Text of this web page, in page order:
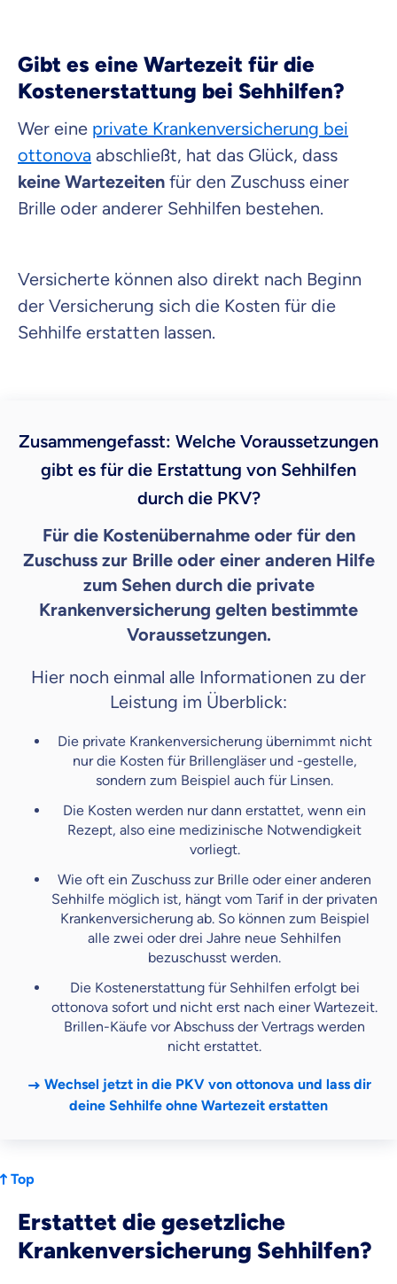
Gibt es eine Wartezeit für die
Kostenerstattung bei Sehhilfen?
Wer eine private Krankenversicherung bei
ottonova abschließt, hat das Glück, dass
keine Wartezeiten für den Zuschuss einer
Brille oder anderer Sehhilfen bestehen.
Versicherte können also direkt nach Beginn
der Versicherung sich die Kosten für die
Sehhilfe erstatten lassen.
Zusammengefasst: Welche Voraussetzungen
gibt es für die Erstattung von Sehhilfen
durch die PKV?
Für die Kostenübernahme oder für den
Zuschuss zur Brille oder einer anderen Hilfe
zum Sehen durch die private
Krankenversicherung gelten bestimmte
Voraussetzungen.
Hier noch einmal alle Informationen zu der
Leistung im Überblick:
Die private Krankenversicherung übernimmt nicht
nur die Kosten für Brillengläser und -gestelle,
sondern zum Beispiel auch für Linsen.
Die Kosten werden nur dann erstattet, wenn ein
Rezept, also eine medizinische Notwendigkeit
vorliegt.
Wie oft ein Zuschuss zur Brille oder einer anderen
Sehhilfe möglich ist, hängt vom Tarif in der privaten
Krankenversicherung ab. So können zum Beispiel
alle zwei oder drei Jahre neue Sehhilfen
bezuschusst werden.
Die Kostenerstattung für Sehhilfen erfolgt bei
ottonova sofort und nicht erst nach einer Wartezeit.
Brillen-Käufe vor Abschuss der Vertrags werden
nicht erstattet.
Wechsel jetzt in die PKV von ottonova und lass dir
deine Sehhilfe ohne Wartezeit erstatten
Top
Erstattet die gesetzliche
Krankenversicherung Sehhilfen?